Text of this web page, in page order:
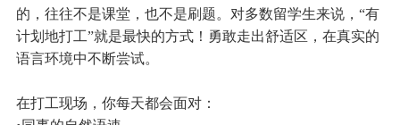
的，往往不是课堂，也不是刷题。 对多数留学生来说，“有
计划地打工”就是最快的方式！勇敢走出舒适区，在真实的
语言环境中不断尝试。
在打工现场，你每天都会面对：